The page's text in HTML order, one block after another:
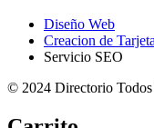
Diseño Web
Creacion de
Servicio SEO
© 2024 Directorio Todos